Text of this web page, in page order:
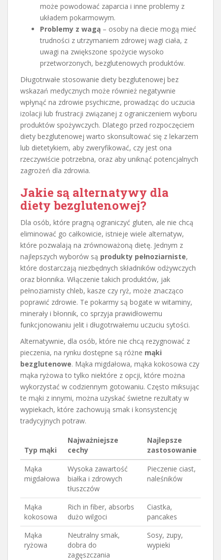
może powodować zaparcia i inne problemy z
układem pokarmowym.
Problemy z wagą – osoby na diecie mogą mieć
trudności z utrzymaniem zdrowej wagi ciała, z
uwagi na zwiększone spożycie wysoko
przetworzonych, bezglutenowych produktów.
Długotrwałe stosowanie diety bezglutenowej bez
wskazań medycznych może również negatywnie
wpłynąć na zdrowie psychiczne, prowadząc do uczucia
izolacji lub frustracji związanej z ograniczeniem wyboru
produktów spożywczych. Dlatego przed rozpoczęciem
diety bezglutenowej warto skonsultować się z lekarzem
lub dietetykiem, aby zweryfikować, czy jest ona
rzeczywiście potrzebna, oraz aby uniknąć potencjalnych
zagrożeń dla zdrowia.
Jakie są alternatywy dla
diety bezglutenowej?
Dla osób, które pragną ograniczyć gluten, ale nie chcą
eliminować go całkowicie, istnieje wiele alternatyw,
które pozwalają na zrównoważoną dietę. Jednym z
najlepszych wyborów są produkty pełnoziarniste,
które dostarczają niezbędnych składników odżywczych
oraz błonnika. Włączenie takich produktów, jak
pełnoziarnisty chleb, kasze czy ryż, może znacząco
poprawić zdrowie. Te pokarmy są bogate w witaminy,
minerały i błonnik, co sprzyja prawidłowemu
funkcjonowaniu jelit i długotrwałemu uczuciu sytości.
Alternatywnie, dla osób, które nie chcą rezygnować z
pieczenia, na rynku dostępne są różne mąki
bezglutenowe. Mąka migdałowa, mąka kokosowa czy
mąka ryżowa to tylko niektóre z opcji, które można
wykorzystać w codziennym gotowaniu. Często miksując
te mąki z innymi, można uzyskać świetne rezultaty w
wypiekach, które zachowują smak i konsystencję
tradycyjnych potraw.
Typ mąki
Najważniejsze
cechy
Najlepsze
zastosowanie
Mąka
migdałowa
Wysoka zawartość
białka i zdrowych
tłuszczów
Pieczenie ciast,
naleśników
Mąka
kokosowa
Rich in fiber, absorbs
dużo wilgoci
Ciastka,
pancakes
Mąka
ryżowa
Neutralny smak,
dobra do
zagęszczania
Sosy, zupy,
wypieki